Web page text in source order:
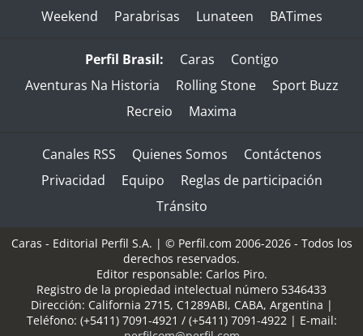
Weekend
Parabrisas Lunateen BATimes
Perfil Brasil: Caras
Contigo
Aventuras Na Historia
Rolling Stone
Sport Buzz
Recreio
Maxima
Canales RSS Quienes Somos
Contáctenos
Privacidad
Equipo
Reglas de participación
Tránsito
Caras - Editorial Perfil S.A. | © Perfil.com 2006-2026 - Todos los
derechos reservados.
Editor responsable: Carlos Piro.
Registro de la propiedad intelectual número 5346433
Dirección: California 2715, C1289ABI, CABA, Argentina |
Teléfono: (+5411) 7091-4921 / (+5411) 7091-4922 | E-mail: